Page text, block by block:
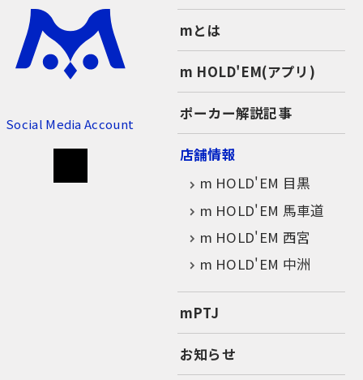
Social Media Account
mとは
m HOLD'EM(アプリ)
ポーカー解説記事
店舗情報
m HOLD'EM 目黒
m HOLD'EM 馬車道
m HOLD'EM 西宮
m HOLD'EM 中洲
mPTJ
お知らせ